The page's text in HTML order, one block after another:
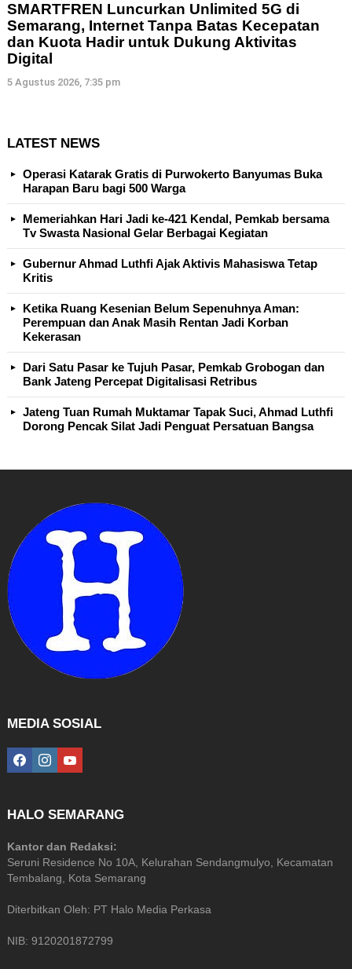
SMARTFREN Luncurkan Unlimited 5G di
Semarang, Internet Tanpa Batas Kecepatan
dan Kuota Hadir untuk Dukung Aktivitas
Digital
5 Agustus 2026, 7:35 pm
LATEST NEWS
Operasi Katarak Gratis di Purwokerto Banyumas Buka
Harapan Baru bagi 500 Warga
Memeriahkan Hari Jadi ke-421 Kendal, Pemkab bersama
Tv Swasta Nasional Gelar Berbagai Kegiatan
Gubernur Ahmad Luthfi Ajak Aktivis Mahasiswa Tetap
Kritis
Ketika Ruang Kesenian Belum Sepenuhnya Aman:
Perempuan dan Anak Masih Rentan Jadi Korban
Kekerasan
Dari Satu Pasar ke Tujuh Pasar, Pemkab Grobogan dan
Bank Jateng Percepat Digitalisasi Retribus
Jateng Tuan Rumah Muktamar Tapak Suci, Ahmad Luthfi
Dorong Pencak Silat Jadi Penguat Persatuan Bangsa
MEDIA SOSIAL
facebookinstagramyoutube
HALO SEMARANG
Kantor dan Redaksi:
Seruni Residence No 10A, Kelurahan Sendangmulyo, Kecamatan
Tembalang, Kota Semarang
Diterbitkan Oleh: PT Halo Media Perkasa
NIB: 9120201872799